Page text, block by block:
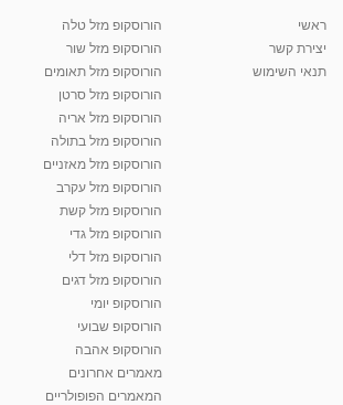
מאת Shahar-vod 2 שנים
קרין גורן - העוגה המתגלצ’ת ללא קמח
38.5k צפיות
יוסי שר - מתמחה בשיטת אלכסנדר וטאי צ'י
2,738 צפיות
רנה רז-גילו -טיפול אנרגטי ויעוץ רוחני - נומרולוגית
2,314 צפיות
סודות בתאריך הלידה, משמעות חודש הלידה -
ינואר זינה ליבשיץ נומרולוגית
ראשי
יצירת קשר
תנאי השימוש
הורוסקופ מזל טלה
הורוסקופ מזל שור
הורוסקופ מזל תאומים
הורוסקופ מזל סרטן
הורוסקופ מזל אריה
הורוסקופ מזל בתולה
הורוסקופ מזל מאזניים
הורוסקופ מזל עקרב
הורוסקופ מזל קשת
הורוסקופ מזל גדי
הורוסקופ מזל דלי
הורוסקופ מזל דגים
הורוסקופ יומי
הורוסקופ שבועי
הורוסקופ אהבה
מאמרים אחרונים
המאמרים הפופולריים